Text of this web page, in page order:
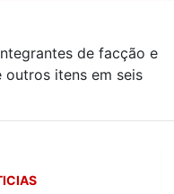
de facção e
outros itens em seis